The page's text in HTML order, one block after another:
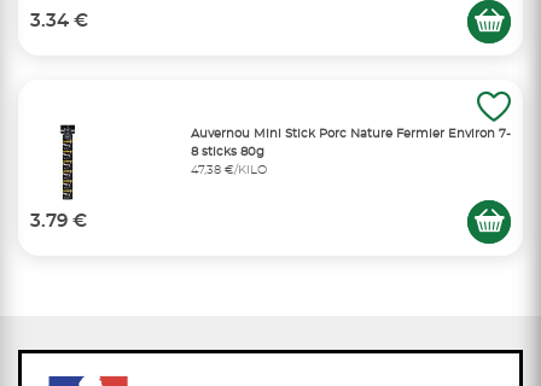
3.34 €
Auvernou Mini Stick Porc Nature Fermier Environ 7-
8 sticks 80g
47,38 €/KILO
3.79 €